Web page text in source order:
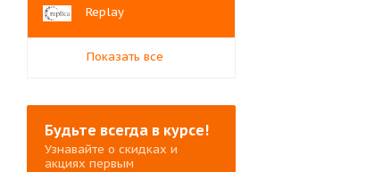
Replay
Показать все
Будьте всегда в курсе!
Узнавайте о скидках и
акциях первым